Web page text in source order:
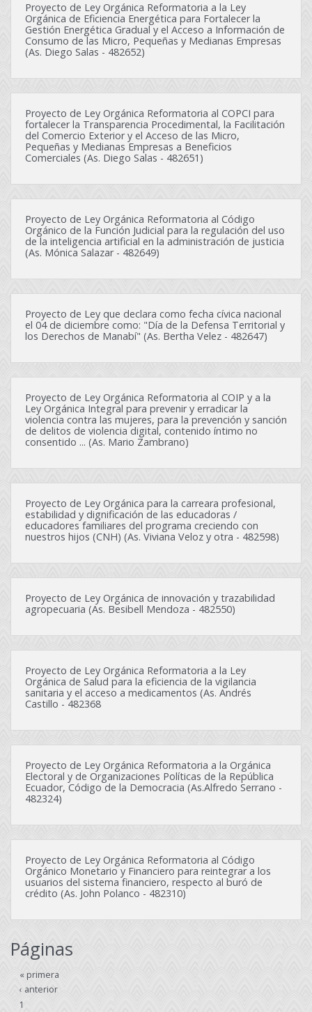
Proyecto de Ley Orgánica Reformatoria a la Ley
Orgánica de Eficiencia Energética para Fortalecer la
Gestión Energética Gradual y el Acceso a Información de
Consumo de las Micro, Pequeñas y Medianas Empresas
(As. Diego Salas - 482652)
Proyecto de Ley Orgánica Reformatoria al COPCI para
fortalecer la Transparencia Procedimental, la Facilitación
del Comercio Exterior y el Acceso de las Micro,
Pequeñas y Medianas Empresas a Beneficios
Comerciales (As. Diego Salas - 482651)
Proyecto de Ley Orgánica Reformatoria al Código
Orgánico de la Función Judicial para la regulación del uso
de la inteligencia artificial en la administración de justicia
(As. Mónica Salazar - 482649)
Proyecto de Ley que declara como fecha cívica nacional
el 04 de diciembre como: "Día de la Defensa Territorial y
los Derechos de Manabí" (As. Bertha Velez - 482647)
Proyecto de Ley Orgánica Reformatoria al COIP y a la
Ley Orgánica Integral para prevenir y erradicar la
violencia contra las mujeres, para la prevención y sanción
de delitos de violencia digital, contenido íntimo no
consentido ... (As. Mario Zambrano)
Proyecto de Ley Orgánica para la carreara profesional,
estabilidad y dignificación de las educadoras /
educadores familiares del programa creciendo con
nuestros hijos (CNH) (As. Viviana Veloz y otra - 482598)
Proyecto de Ley Orgánica de innovación y trazabilidad
agropecuaria (As. Besibell Mendoza - 482550)
Proyecto de Ley Orgánica Reformatoria a la Ley
Orgánica de Salud para la eficiencia de la vigilancia
sanitaria y el acceso a medicamentos (As. Andrés
Castillo - 482368
Proyecto de Ley Orgánica Reformatoria a la Orgánica
Electoral y de Organizaciones Políticas de la República
Ecuador, Código de la Democracia (As.Alfredo Serrano -
482324)
Proyecto de Ley Orgánica Reformatoria al Código
Orgánico Monetario y Financiero para reintegrar a los
usuarios del sistema financiero, respecto al buró de
crédito (As. John Polanco - 482310)
Páginas
« primera
‹ anterior
1